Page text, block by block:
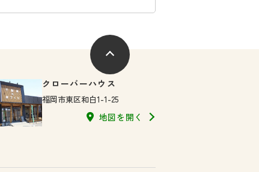
クローバーハウス
福岡市東区和白1-1-25
地図を開く